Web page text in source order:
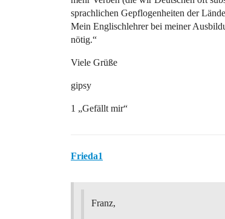
sprachlichen Gepflogenheiten der
Mein Englischlehrer bei meiner
nötig.“
Viele Grüße
gipsy
1 „Gefällt mir“
Frieda1
Franz,